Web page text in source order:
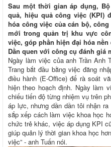
Sau một thời gian áp dụng,
quả, hiệu quả công việc (KPI)
hóa công việc của cán bộ,
mới trong quản trị khu vực
việc, góp phần hiện đại hóa nền
Dần quen với công cụ đánh giá
Ngày làm việc của anh Trần Anh
Trang bắt đầu bằng việc đăng
điều hành (E-Office) để rà soát
hiện theo hoạch định. Ngày làm
chiếu tiến độ từng nhiệm vụ trên
áp lực, nhưng dần dần tôi nhận
sắp xếp cách làm việc khoa học
chức trẻ khác, việc áp dụng KPI
giúp quản lý thời gian khoa học
việc” - anh Tuấn nói.